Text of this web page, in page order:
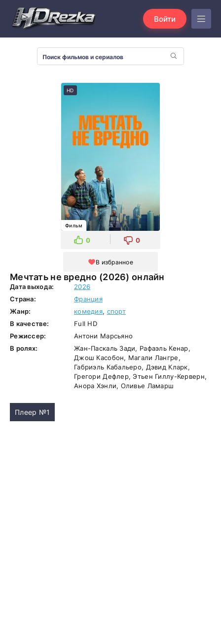
Войти
Мечтать не вредно (2026) онлайн
HD
Фильм
0 0
В избранное
Дата выхода:
2026
Страна:
Франция
Жанр:
комедия, спорт
В качестве:
Full HD
Режиссер:
Антони Марсьяно
В ролях:
Жан-Паскаль Зади, Рафаэль Кенар,
Джош Касобон, Магали Лангре,
Габриэль Кабальеро, Дэвид Кларк,
Грегори Дефлер, Этьен Гиллу-Керверн,
Анора Хэнли, Оливье Ламарш
Плеер №1